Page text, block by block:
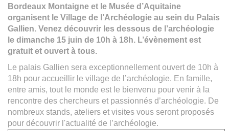
Bordeaux Montaigne et le Musée d’Aquitaine
organisent le Village de l’Archéologie au sein du Palais
Gallien. Venez découvrir les dessous de l’archéologie
le dimanche 15 juin de 10h à 18h. L’évènement est
gratuit et ouvert à tous.
Le palais Gallien sera exceptionnellement ouvert de 10h à
18h pour accueillir le village de l’archéologie. En famille,
entre amis, tout le monde est le bienvenu pour venir à la
rencontre des chercheurs et passionnés d’archéologie. De
nombreux stands, ateliers et visites vous seront proposés
pour découvrir l'actualité de l’archéologie.